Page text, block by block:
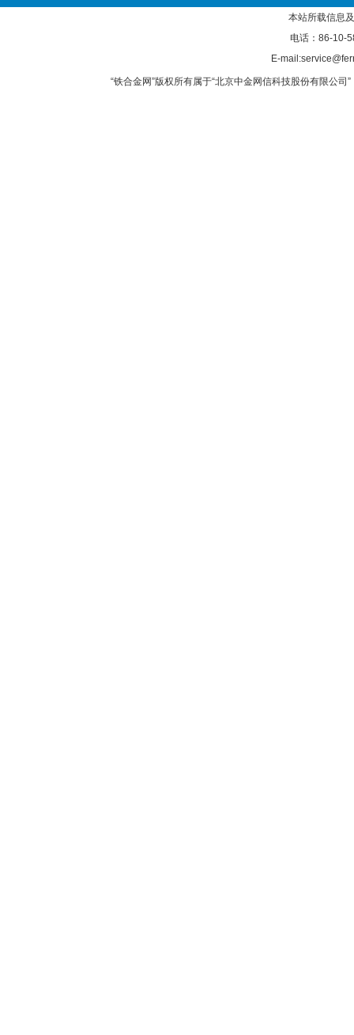
本站所载信息
电话：86-10-
E-
“铁合金网”版权所有属于“北京中金网信科技股份有限公司